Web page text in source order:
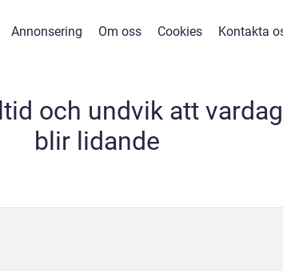
Annonsering Om oss Cookies Kontakta
och undvik att
blir lidande